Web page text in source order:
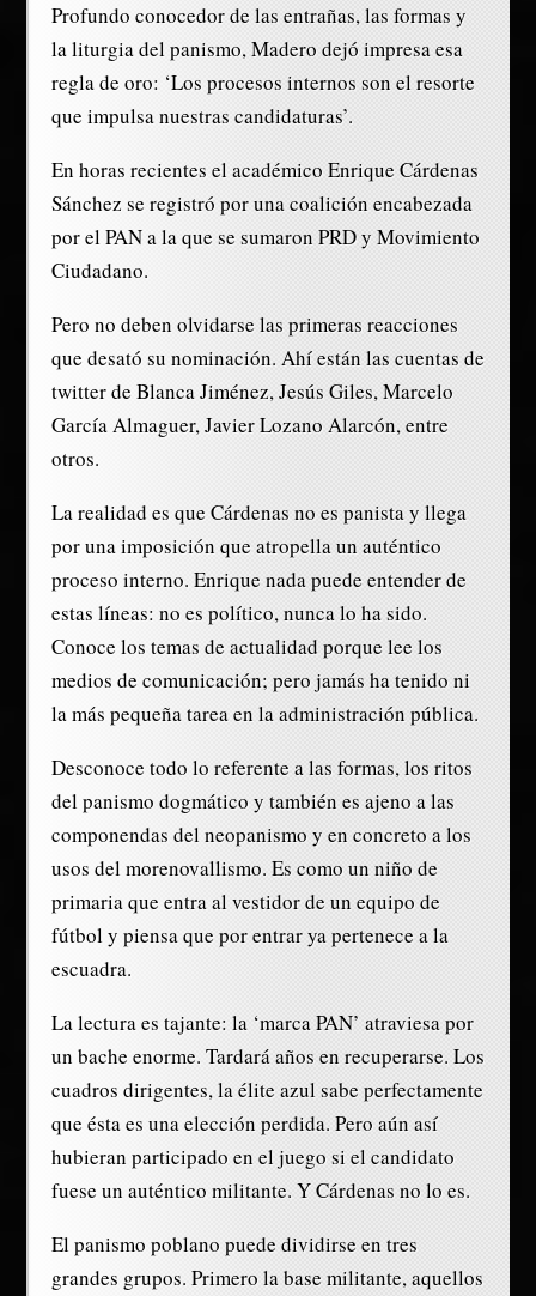
Profundo conocedor de las entrañas, las formas y
la liturgia del panismo, Madero dejó impresa esa
regla de oro: ‘Los procesos internos son el resorte
que impulsa nuestras candidaturas’.
En horas recientes el académico Enrique Cárdenas
Sánchez se registró por una coalición encabezada
por el PAN a la que se sumaron PRD y Movimiento
Ciudadano.
Pero no deben olvidarse las primeras reacciones
que desató su nominación. Ahí están las cuentas de
twitter de Blanca Jiménez, Jesús Giles, Marcelo
García Almaguer, Javier Lozano Alarcón, entre
otros.
La realidad es que Cárdenas no es panista y llega
por una imposición que atropella un auténtico
proceso interno. Enrique nada puede entender de
estas líneas: no es político, nunca lo ha sido.
Conoce los temas de actualidad porque lee los
medios de comunicación; pero jamás ha tenido ni
la más pequeña tarea en la administración pública.
Desconoce todo lo referente a las formas, los ritos
del panismo dogmático y también es ajeno a las
componendas del neopanismo y en concreto a los
usos del morenovallismo. Es como un niño de
primaria que entra al vestidor de un equipo de
fútbol y piensa que por entrar ya pertenece a la
escuadra.
La lectura es tajante: la ‘marca PAN’ atraviesa por
un bache enorme. Tardará años en recuperarse. Los
cuadros dirigentes, la élite azul sabe perfectamente
que ésta es una elección perdida. Pero aún así
hubieran participado en el juego si el candidato
fuese un auténtico militante. Y Cárdenas no lo es.
El panismo poblano puede dividirse en tres
grandes grupos. Primero la base militante, aquellos